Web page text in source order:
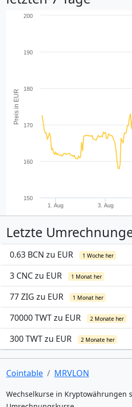
Preis in EUR
1. Aug 3. Aug
150
160
170
180
190
200
Letzte
0.63 BCN zu EUR 1 Woche her
3 CNC zu EUR 1 Monat her
77 ZIG zu EUR 1 Monat her
70000 TWT zu EUR 2 Monate her
300 TWT zu EUR 2 Monate her
Cointable MRVLON
Wechselkurse in Kryptowährungen